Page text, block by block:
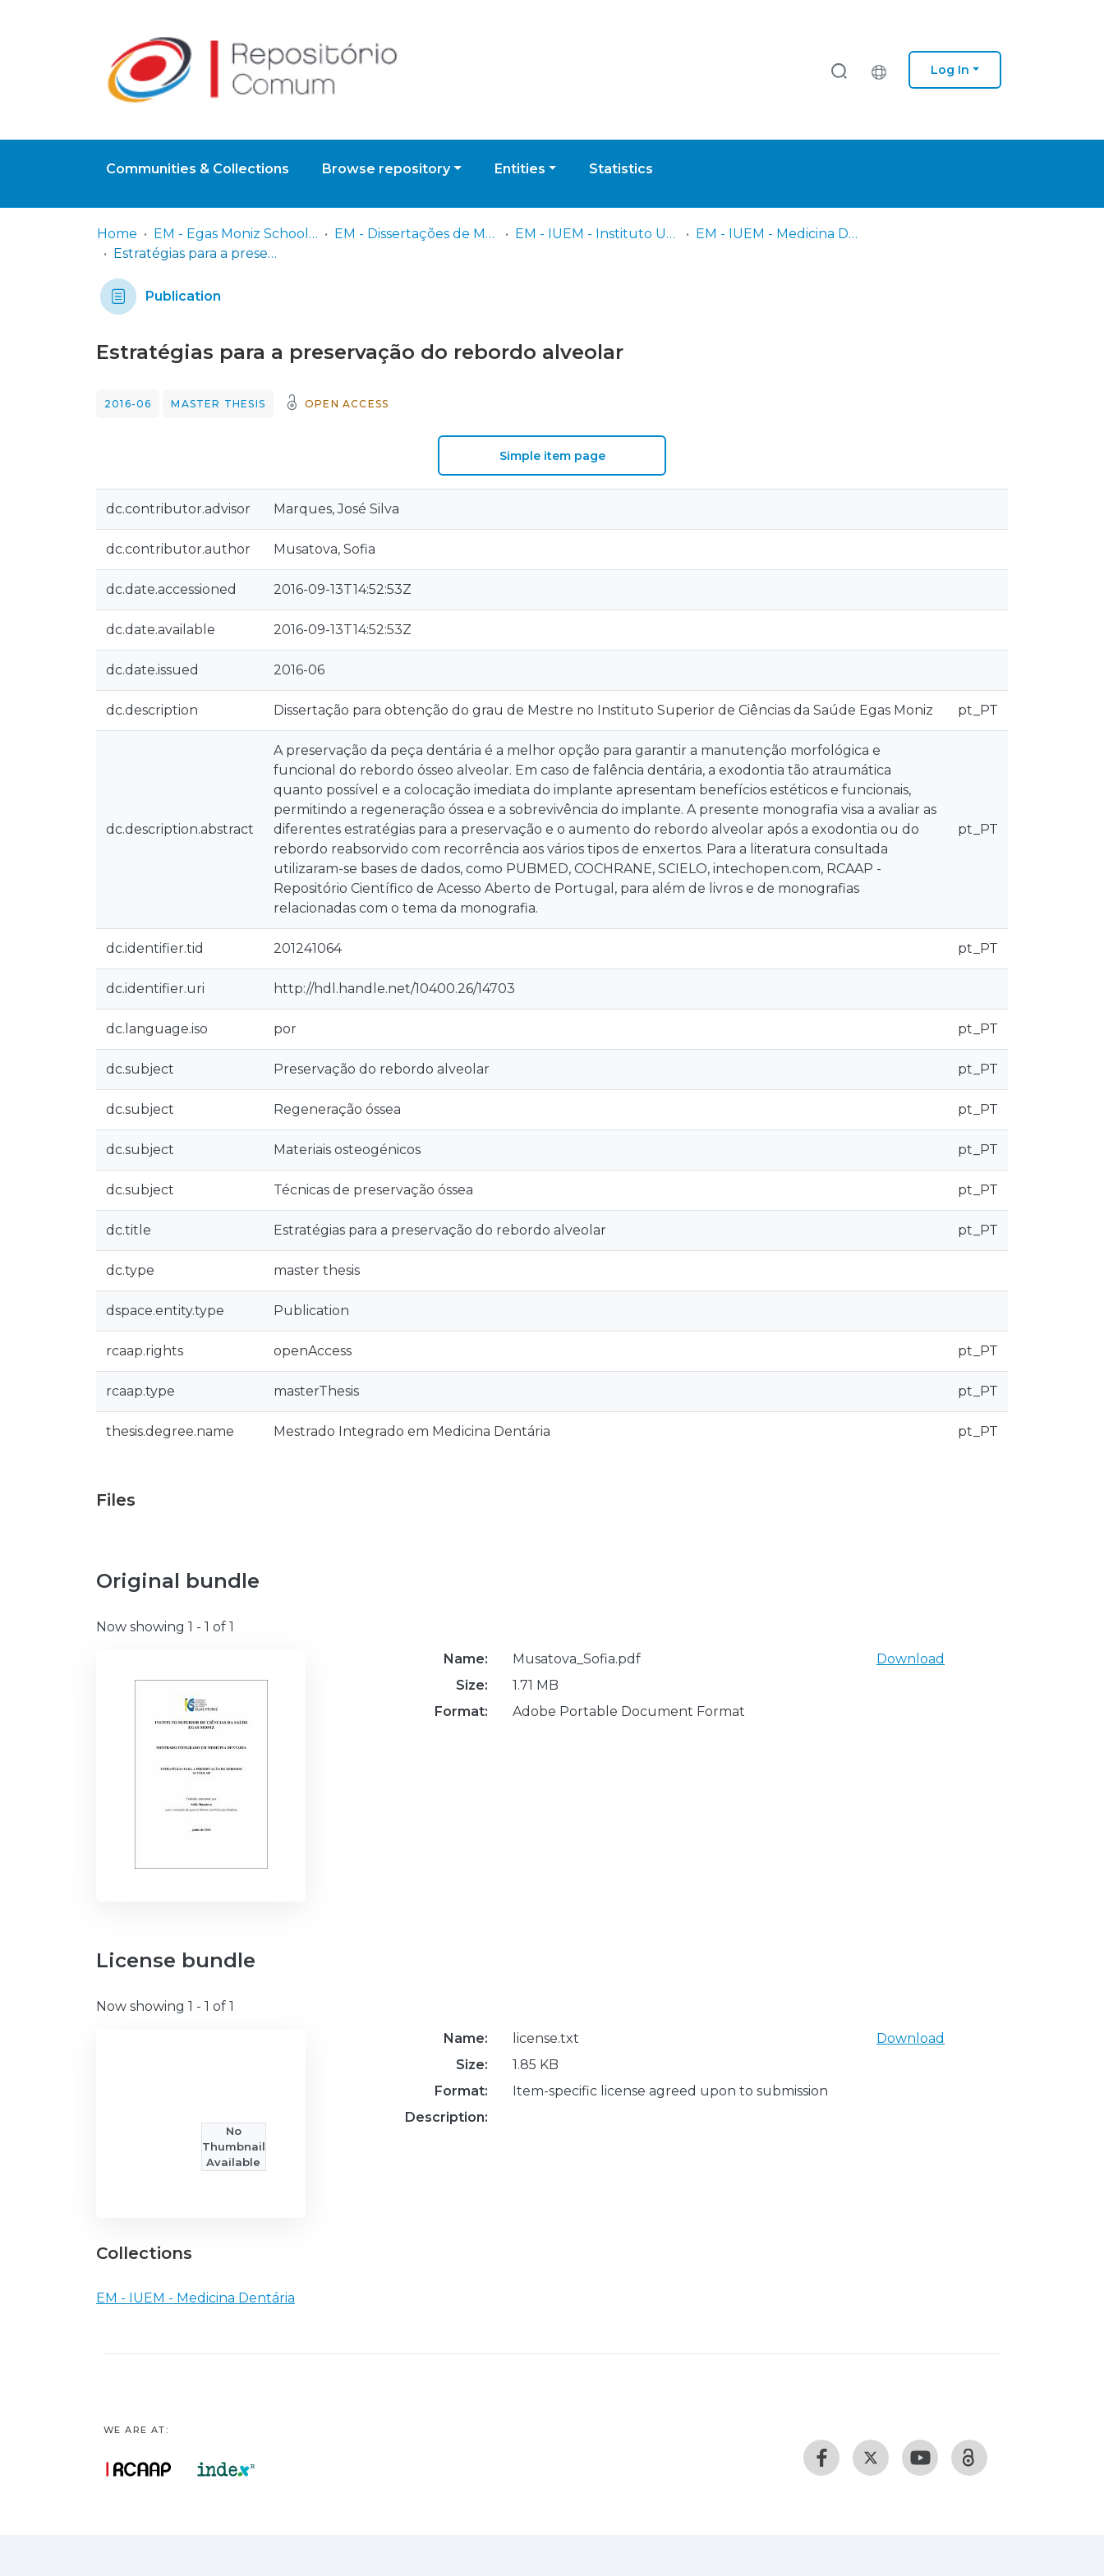
Log In
Communities & Collections Browse repository Entities Statistics
Home EM - Egas Moniz School of Health & Science EM - Dissertações de Mestrado EM - IUEM - Instituto Universitário Egas Moniz
EM - IUEM - Medicina Dentária
Estratégias para a preservação do rebordo alveolar
Publication
Estratégias para a preservação do rebordo alveolar
2016-06 MASTER THESIS OPEN ACCESS
Simple item page
dc.contributor.advisor Marques, José Silva
dc.contributor.author Musatova, Sofia
dc.date.accessioned 2016-09-13T14:52:53Z
dc.date.available 2016-09-13T14:52:53Z
dc.date.issued 2016-06
dc.description Dissertação para obtenção do grau de Mestre no Instituto Superior de Ciências da Saúde Egas Moniz pt_PT
dc.description.abstract
A preservação da peça dentária é a melhor opção para garantir a manutenção morfológica e
funcional do rebordo ósseo alveolar. Em caso de falência dentária, a exodontia tão atraumática
quanto possível e a colocação imediata do implante apresentam benefícios estéticos e funcionais,
permitindo a regeneração óssea e a sobrevivência do implante. A presente monografia visa a avaliar as
diferentes estratégias para a preservação e o aumento do rebordo alveolar após a exodontia ou do
rebordo reabsorvido com recorrência aos vários tipos de enxertos. Para a literatura consultada
utilizaram-se bases de dados, como PUBMED, COCHRANE, SCIELO, intechopen.com, RCAAP -
Repositório Científico de Acesso Aberto de Portugal, para além de livros e de monografias
relacionadas com o tema da monografia.
pt_PT
dc.identifier.tid 201241064 pt_PT
dc.identifier.uri http://hdl.handle.net/10400.26/14703
dc.language.iso por pt_PT
dc.subject Preservação do rebordo alveolar pt_PT
dc.subject Regeneração óssea pt_PT
dc.subject Materiais osteogénicos pt_PT
dc.subject Técnicas de preservação óssea pt_PT
dc.title Estratégias para a preservação do rebordo alveolar pt_PT
dc.type master thesis
dspace.entity.type Publication
rcaap.rights openAccess pt_PT
rcaap.type masterThesis pt_PT
thesis.degree.name Mestrado Integrado em Medicina Dentária pt_PT
Files
Original bundle
Now showing 1 - 1 of 1
Name:
Musatova_Sofia.pdf
Size:
1.71 MB
Format:
Adobe Portable Document Format
Download
License bundle
Now showing 1 - 1 of 1
No
Thumbnail
Available
Name:
license.txt
Size:
1.85 KB
Format:
Item-specific license agreed upon to submission
Description:
Download
Collections
EM - IUEM - Medicina Dentária
WE ARE AT: